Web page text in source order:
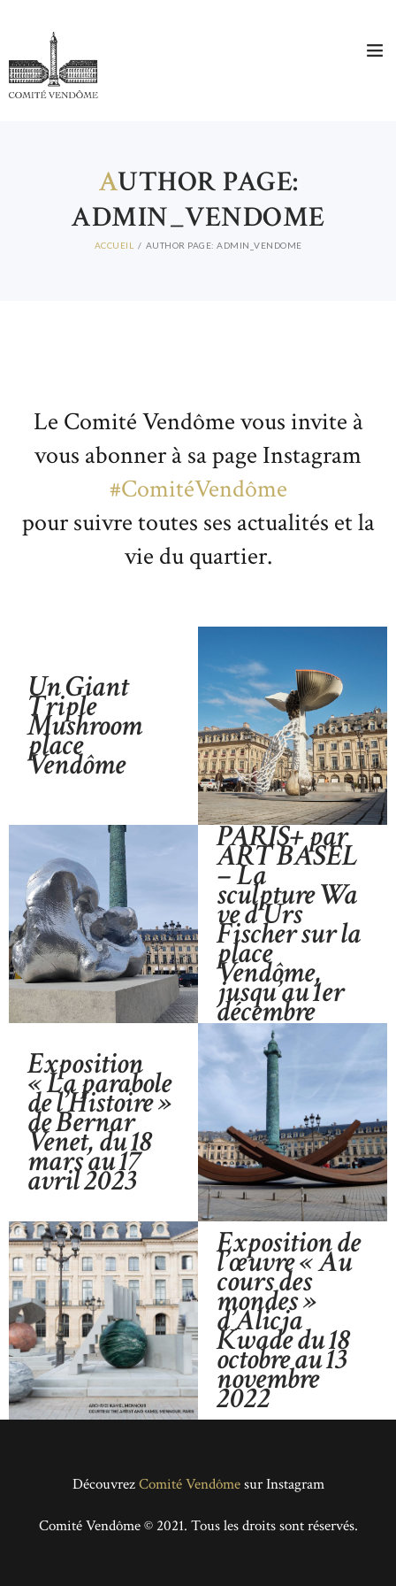
AUTHOR PAGE:
ADMIN_VENDOME
ACCUEIL AUTHOR PAGE: ADMIN_VENDOME
Le Comité Vendôme vous invite à
vous abonner à sa page Instagram
#ComitéVendôme
pour suivre toutes ses actualités et la
vie du quartier.
Un Giant
Triple
Mushroom
place
Vendôme
PARIS+ par
ART BASEL
– La
sculpture Wa
ve d’Urs
Fischer sur la
place
Vendôme,
jusqu’au 1er
décembre
Exposition
«La parabole
de l’Histoire»
de Bernar
Venet, du 18
mars au 17
avril 2023
Exposition de
l’œuvre « Au
cours des
mondes »
d’Alicja
Kwade du 18
octobre au 13
novembre
2022
DécouvrezComité Vendômesur Instagram
Comité Vendôme © 2021. Tous les droits sont réservés.